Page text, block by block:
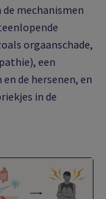
mechanismen
orgaanschade,
een
de hersenen, en
in de